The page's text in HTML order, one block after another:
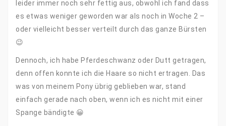
leider immer noch sehr fettig aus, obwohl ich fand dass
es etwas weniger geworden war als noch in Woche 2 –
oder vielleicht besser verteilt durch das ganze Bürsten
😉
Dennoch, ich habe Pferdeschwanz oder Dutt getragen,
denn offen konnte ich die Haare so nicht ertragen. Das
was von meinem Pony übrig geblieben war, stand
einfach gerade nach oben, wenn ich es nicht mit einer
Spange bändigte 😀